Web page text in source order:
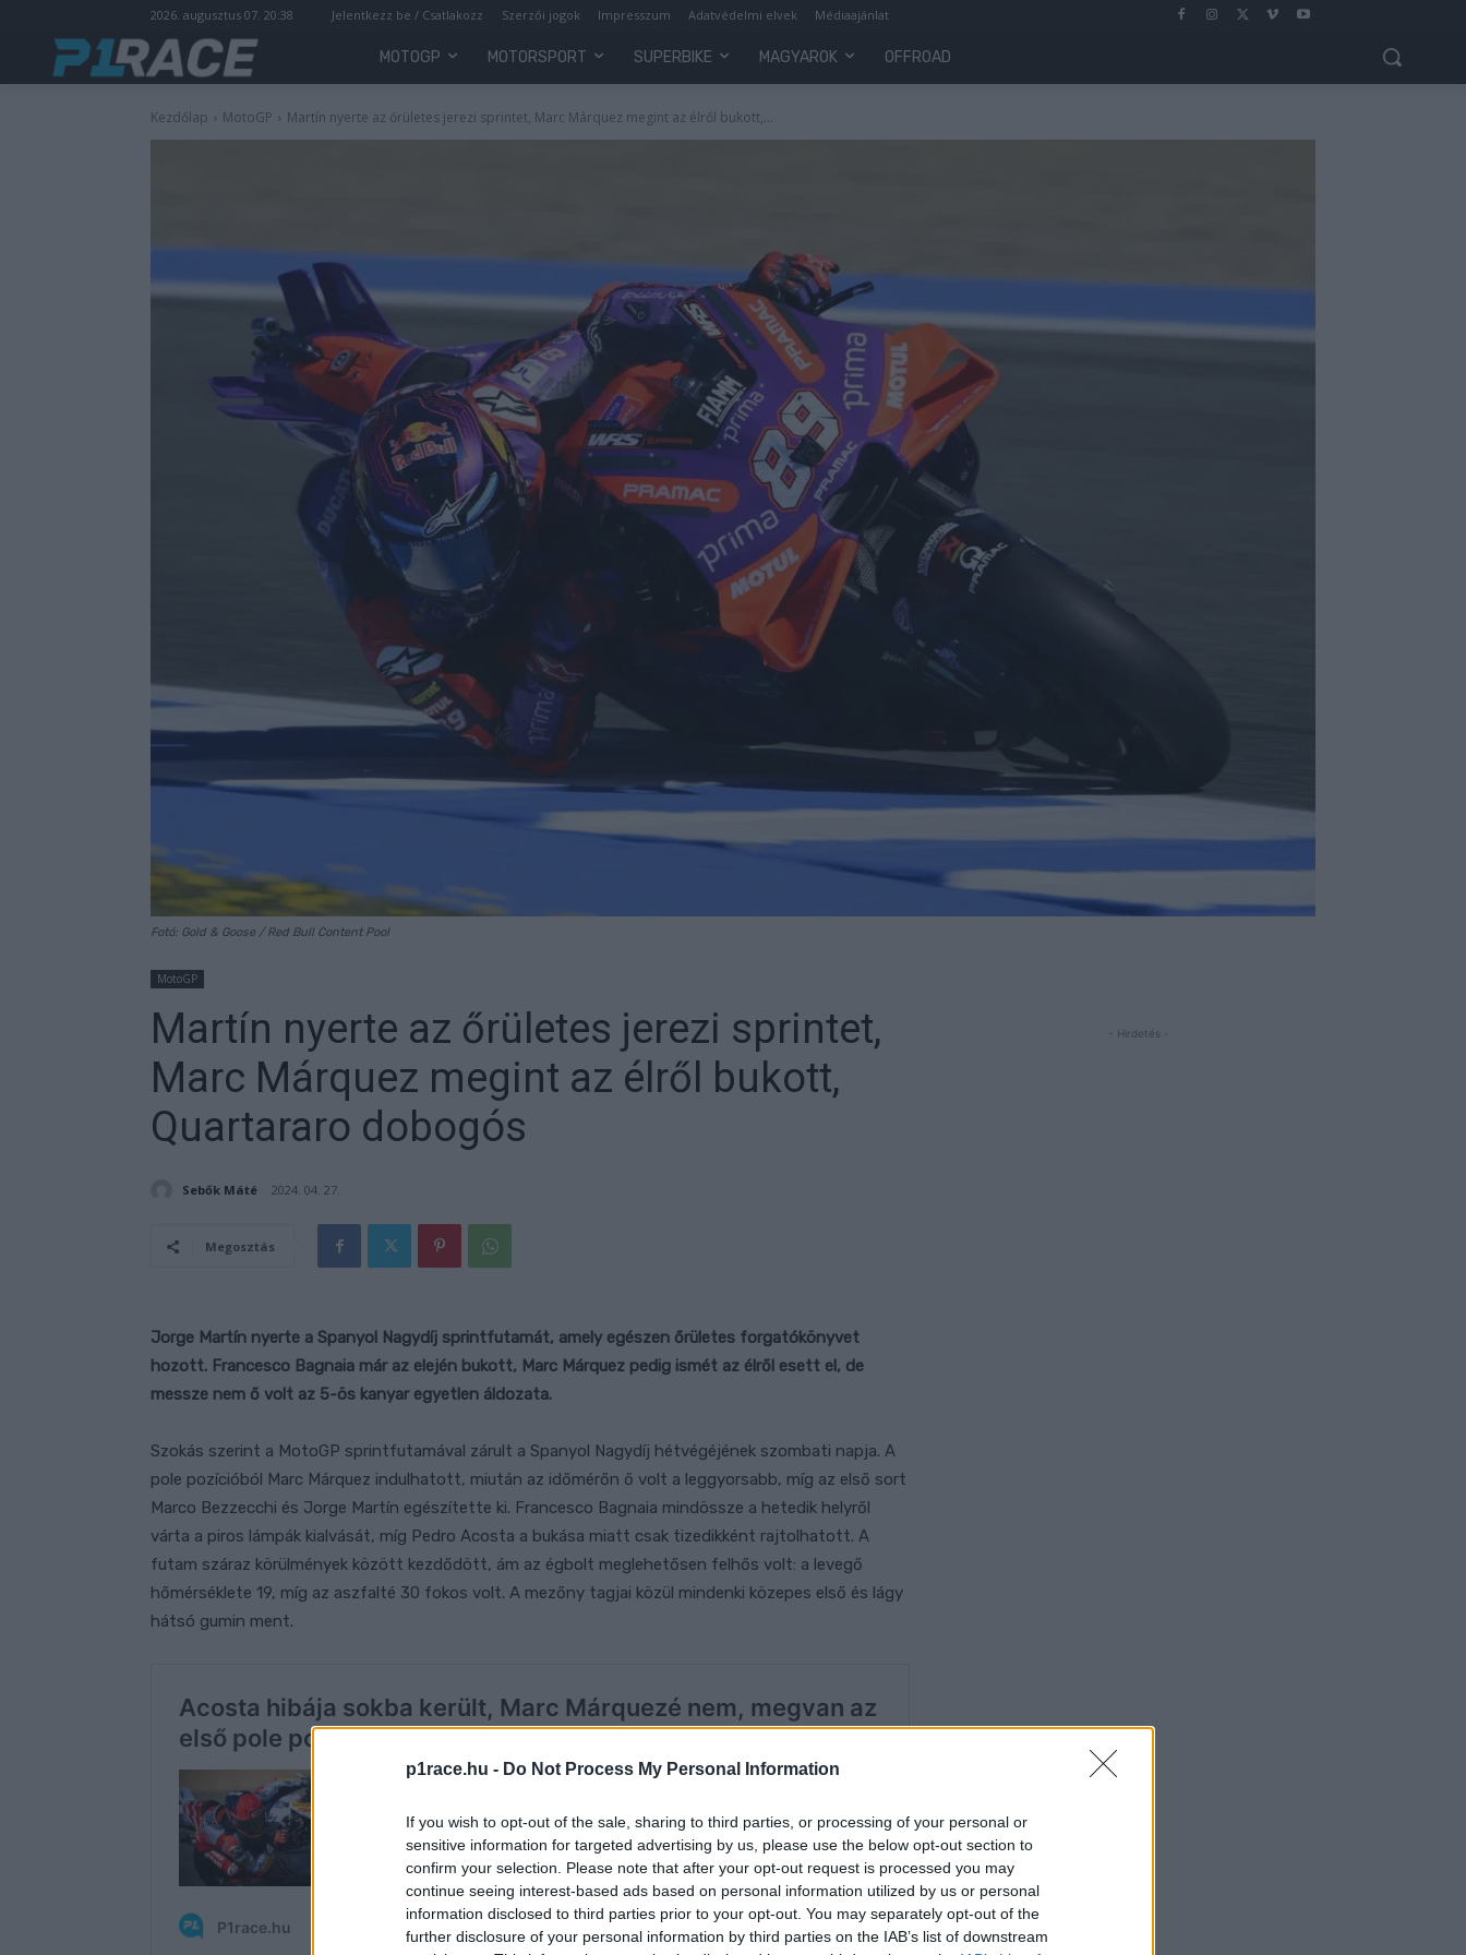
p1race.hu - Do Not Process My Personal Information
If you wish to opt-out of the sale, sharing to third parties, or processing of your personal or
sensitive information for targeted advertising by us, please use the below opt-out section to
confirm your selection. Please note that after your opt-out request is processed you may
continue seeing interest-based ads based on personal information utilized by us or personal
information disclosed to third parties prior to your opt-out. You may separately opt-out of the
further disclosure of your personal information by third parties on the IAB’s list of downstream
2026. augusztus 07. 20:38 Jelentkezz be / Csatlakozz Szerzői jogok Impresszum Adatvédelmi elvek Médiaajánlat
MOTOGP MOTORSPORT SUPERBIKE MAGYAROK OFFROAD
Kezdőlap MotoGP Martín nyerte az őrületes jerezi sprintet, Marc Márquez megint az élről bukott,...
Fotó: Gold & Goose / Red Bull Content Pool
MotoGP
Martín nyerte az őrületes jerezi sprintet,
Marc Márquez megint az élről bukott,
Quartararo dobogós
Sebők Máté 2024. 04. 27.
Megosztás
Jorge Martín nyerte a Spanyol Nagydíj sprintfutamát, amely egészen őrületes forgatókönyvet
hozott. Francesco Bagnaia már az elején bukott, Marc Márquez pedig ismét az élről esett el, de
messze nem ő volt az 5-ös kanyar egyetlen áldozata.
Szokás szerint a MotoGP sprintfutamával zárult a Spanyol Nagydíj hétvégéjének szombati napja. A
pole pozícióból Marc Márquez indulhatott, miután az időmérőn ő volt a leggyorsabb, míg az első sort
Marco Bezzecchi és Jorge Martín egészítette ki. Francesco Bagnaia mindössze a hetedik helyről
várta a piros lámpák kialvását, míg Pedro Acosta a bukása miatt csak tizedikként rajtolhatott. A
futam száraz körülmények között kezdődött, ám az égbolt meglehetősen felhős volt: a levegő
hőmérséklete 19, míg az aszfalté 30 fokos volt. A mezőny tagjai közül mindenki közepes első és lágy
hátsó gumin ment.
- Hirdetés -